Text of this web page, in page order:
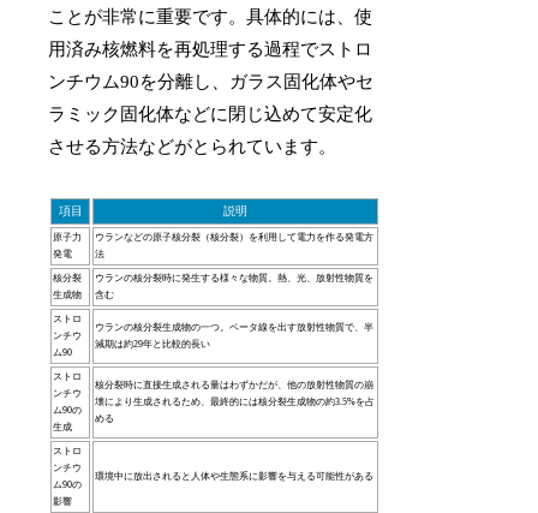
ことが非常に重要です。具体的には、使
用済み核燃料を再処理する過程でストロ
ンチウム90を分離し、ガラス固化体やセ
ラミック固化体などに閉じ込めて安定化
させる方法などがとられています。
項目 説明
原子力
発電
ウランなどの原子核分裂（核分裂）を利用して電力を作る発電方
法
核分裂
生成物
ウランの核分裂時に発生する様々な物質。熱、光、放射性物質を
含む
ストロ
ンチウ
ム90
ウランの核分裂生成物の一つ。ベータ線を出す放射性物質で、半
減期は約29年と比較的長い
ストロ
ンチウ
ム90の
生成
核分裂時に直接生成される量はわずかだが、他の放射性物質の崩
壊により生成されるため、最終的には核分裂生成物の約3.5%を占
める
ストロ
ンチウ
ム90の
影響
環境中に放出されると人体や生態系に影響を与える可能性がある